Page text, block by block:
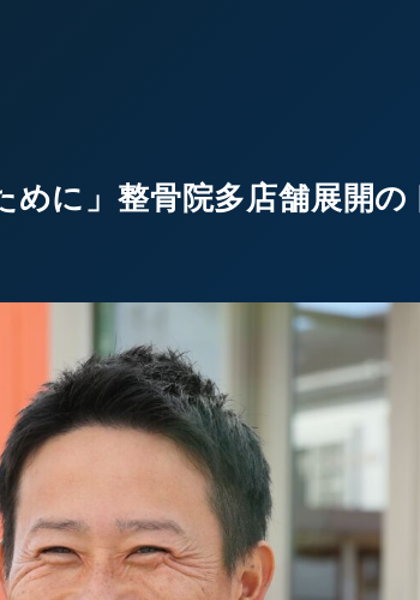
めに」整骨院多店舗展開